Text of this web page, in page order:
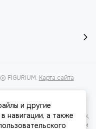
FIGURIUM. Карта сайта
касающаяся характеристик,
характер и ни при
и другие
навигации, а также